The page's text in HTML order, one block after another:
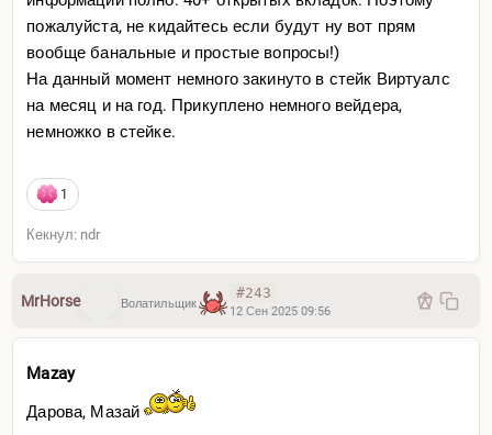
пожалуйста, не кидайтесь если будут ну вот прям
вообще банальные и простые вопросы!)
На данный момент немного закинуто в стейк Виртуалс
на месяц и на год. Прикуплено немного вейдера,
немножко в стейке.
1
Кекнул: ndr
MrHorse Волатильщик
#243
12 Сен 2025 09:56
Mazay
Дарова, Мазай